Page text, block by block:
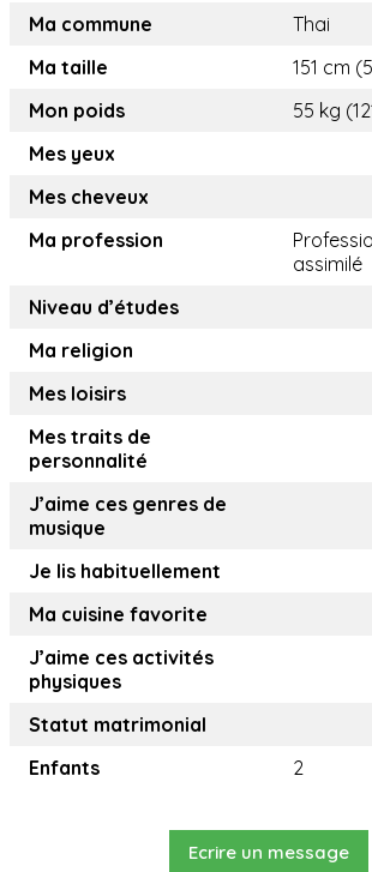
Ma commune
Thai
Ma taille
151 cm
Mon poids
55 kg
Mes yeux
Mes cheveux
Ma profession
assimilé
Niveau d’études
Ma religion
Mes loisirs
Mes traits de
personnalité
J’aime ces genres de
musique
Je lis habituellement
Ma cuisine favorite
J’aime ces activités
physiques
Statut matrimonial
Enfants
2
Ecrire un message